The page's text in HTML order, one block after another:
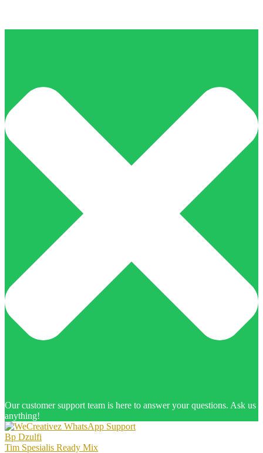
Our customer support team is here to answer your questions. Ask us
anything!
Bp Dzulfi
Tim Spesialis Ready Mix